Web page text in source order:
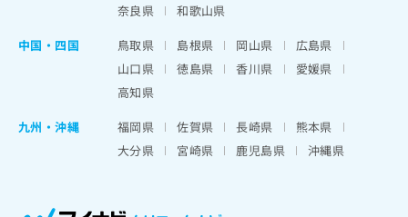
奈良県
和歌山県
中国・四国
鳥取県 島根県 岡山県
広島県
山口県
徳島県 香川県
愛媛県
高知県
九州・沖縄
福岡県 佐賀県 長崎県
熊本県
大分県
宮崎県 鹿児島県 沖縄県